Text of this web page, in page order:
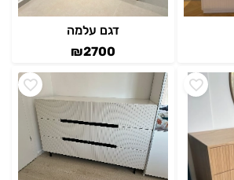
דגם עלמה
₪2700